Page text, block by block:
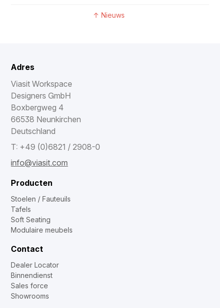
↑ Nieuws
Adres
Viasit Workspace
Designers GmbH
Boxbergweg 4
66538 Neunkirchen
Deutschland
T: +49 (0)6821 / 2908-0
info@viasit.com
Producten
Stoelen / Fauteuils
Tafels
Soft Seating
Modulaire meubels
Contact
Dealer Locator
Binnendienst
Sales force
Showrooms